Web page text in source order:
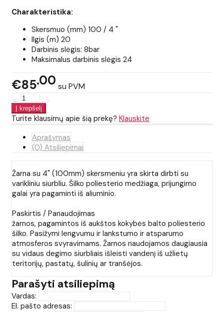
Charakteristika:
Skersmuo (mm) 100 / 4 "
Ilgis (m) 20
Darbinis slėgis: 8bar
Maksimalus darbinis slėgis 24
€8500 su PVM
Turite klausimų apie šią prekę? Klauskite
Aprašymas
(0) Atsiliepimai
Žarna su 4" (100mm) skersmeniu yra skirta dirbti su
varikliniu siurbliu. Šilko poliesterio medžiaga, prijungimo
galai yra pagaminti iš aliuminio.
Paskirtis / Panaudojimas
žarnos, pagamintos iš aukštos kokybės balto poliesterio
šilko. Pasižymi lengvumu ir lankstumo ir atsparumo
atmosferos svyravimams. Žarnos naudojamos daugiausia
su vidaus degimo siurbliais išleisti vandenį iš užlietų
teritorijų, pastatų, šulinių ar tranšėjos.
Parašyti atsiliepimą
Vardas:
El. pašto adresas: